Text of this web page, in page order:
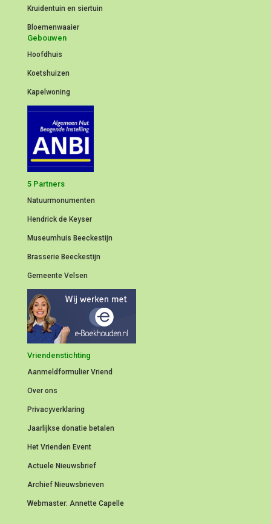
Kruidentuin en siertuin
Bloemenwaaier
Gebouwen
Hoofdhuis
Koetshuizen
Kapelwoning
5 Partners
Natuurmonumenten
Hendrick de Keyser
Museumhuis Beeckestijn
Brasserie Beeckestijn
Gemeente Velsen
Vriendenstichting
Aanmeldformulier Vriend
Over ons
Privacyverklaring
Jaarlijkse donatie betalen
Het Vrienden Event
Actuele Nieuwsbrief
Archief Nieuwsbrieven
Webmaster: Annette Capelle